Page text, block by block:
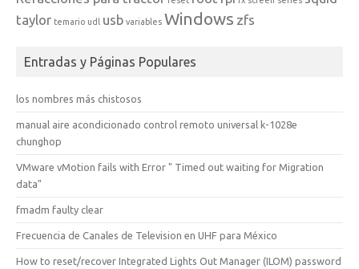
taylor temario udl usb variables Windows zfs
Entradas y Páginas Populares
los nombres más chistosos
manual aire acondicionado control remoto universal k-1028e
chunghop
VMware vMotion fails with Error " Timed out waiting for Migration
data"
fmadm faulty clear
Frecuencia de Canales de Television en UHF para México
How to reset/recover Integrated Lights Out Manager (ILOM) password